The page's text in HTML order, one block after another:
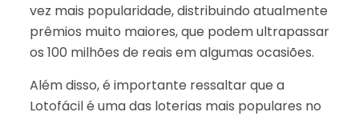
vez mais popularidade, distribuindo atualmente
prêmios muito maiores, que podem ultrapassar
os 100 milhões de reais em algumas ocasiões.
Além disso, é importante ressaltar que a
Lotofácil é uma das loterias mais populares no